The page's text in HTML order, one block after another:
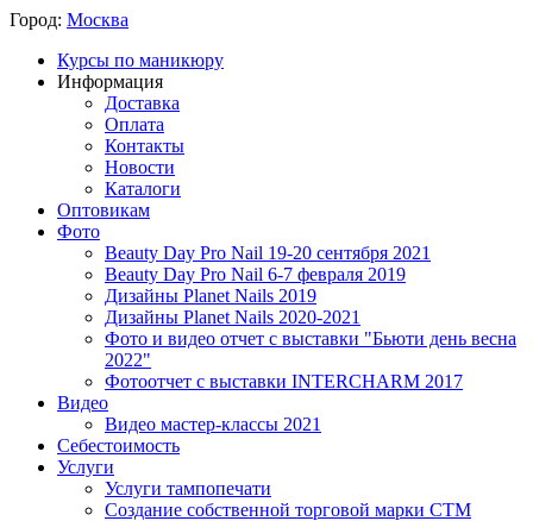
Город: Москва
Курсы по маникюру
Информация
Доставка
Оплата
Контакты
Новости
Каталоги
Оптовикам
Фото
Beauty Day Pro Nail 19-20 сентября 2021
Beauty Day Pro Nail 6-7 февраля 2019
Дизайны Planet Nails 2019
Дизайны Planet Nails 2020-2021
Фото и видео отчет с выставки "Бьюти день весна
2022"
Фотоотчет с выставки INTERCHARM 2017
Видео
Видео мастер-классы 2021
Себестоимость
Услуги
Услуги тампопечати
Создание собственной торговой марки СТМ